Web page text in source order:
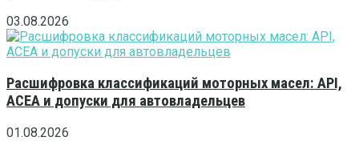
03.08.2026
Расшифровка классификаций моторных масел: API,
ACEA и допуски для автовладельцев
01.08.2026